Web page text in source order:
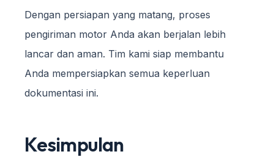
Dengan persiapan yang matang, proses
pengiriman motor Anda akan berjalan lebih
lancar dan aman. Tim kami siap membantu
Anda mempersiapkan semua keperluan
dokumentasi ini.
Kesimpulan